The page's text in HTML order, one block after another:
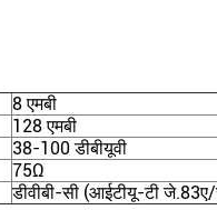
8 एमबी
128 एमबी
38-100 डीबीयूवी
75Ω
डीवीबी-सी (आईटीयू-टी